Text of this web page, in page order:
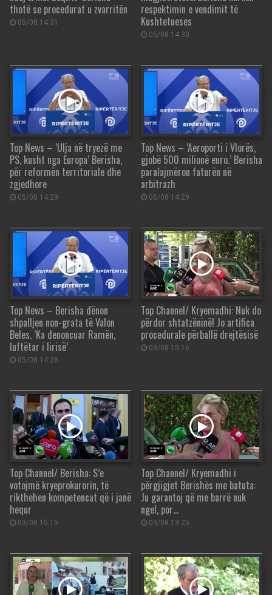
thotë se procedurat u zvarritën
05/08 14:31
respektimin e vendimit të
Kushtetueses
05/08 14:30
Top News – ‘Ulja në tryezë me
PS, kusht nga Europa’ Berisha,
për reformën territoriale dhe
zgjedhore
05/08 14:29
Top News – ‘Aeroporti i Vlorës,
gjobë 500 milionë euro.’ Berisha
paralajmëron faturën në
arbitrazh
05/08 14:29
Top News – Berisha dënon
shpalljen non-grata të Valon
Beles. ‘Ka denoncuar Ramën,
luftëtar i lirisë’
05/08 14:28
Top Channel/ Kryemadhi: Nuk do
përdor shtatzëninë! Jo artifica
procedurale përballë drejtësisë
03/08 15:16
Top Channel/ Berisha: S’e
votojmë kryeprokurorin, të
rikthehen kompetencat që i janë
hequr
03/08 15:15
Top Channel/ Kryemadhi i
përgjigjet Berishës me batuta:
Ju garantoj që me barrë nuk
ngel, por…
03/08 13:25